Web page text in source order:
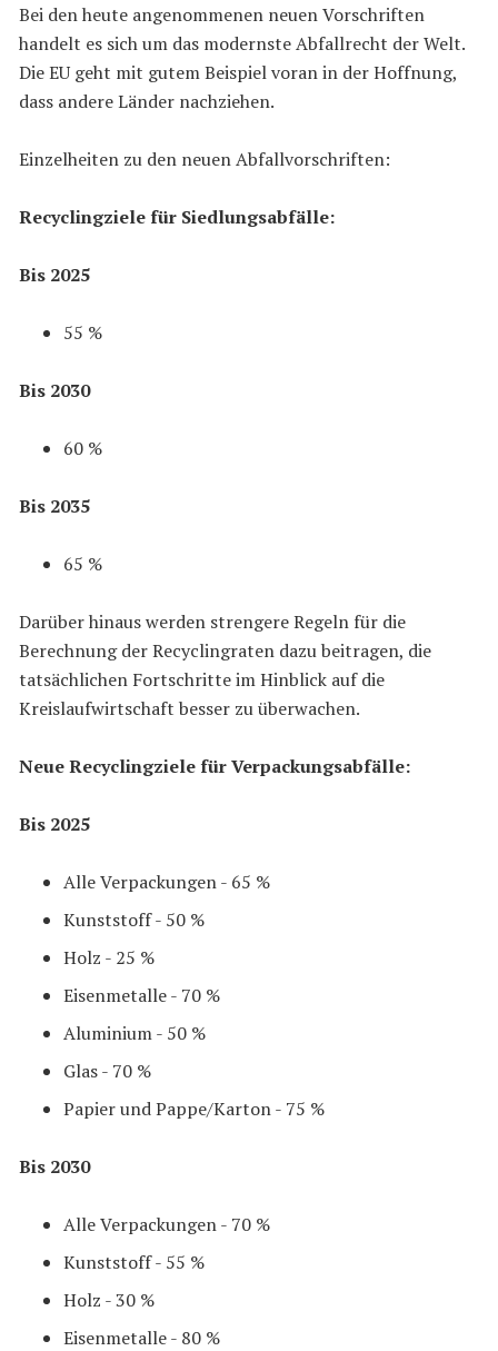
Bei den heute angenommenen neuen Vorschriften
handelt es sich um das modernste Abfallrecht der Welt.
Die EU geht mit gutem Beispiel voran in der Hoffnung,
dass andere Länder nachziehen.
Einzelheiten zu den neuen Abfallvorschriften:
Recyclingziele für Siedlungsabfälle:
Bis 2025
55 %
Bis 2030
60 %
Bis 2035
65 %
Darüber hinaus werden strengere Regeln für die
Berechnung der Recyclingraten dazu beitragen, die
tatsächlichen Fortschritte im Hinblick auf die
Kreislaufwirtschaft besser zu überwachen.
Neue Recyclingziele für Verpackungsabfälle:
Bis 2025
Alle Verpackungen - 65 %
Kunststoff - 50 %
Holz - 25 %
Eisenmetalle - 70 %
Aluminium - 50 %
Glas - 70 %
Papier und Pappe/Karton - 75 %
Bis 2030
Alle Verpackungen - 70 %
Kunststoff - 55 %
Holz - 30 %
Eisenmetalle - 80 %